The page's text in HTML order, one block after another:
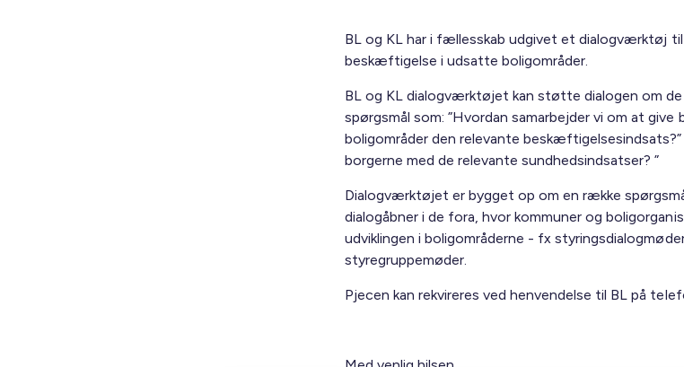
BL og KL har i fællesskab udgivet et dialogværktøj
beskæftigelse i udsatte boligområder.
BL og KL dialogværktøjet kan støtte dialogen om
spørgsmål som: ”Hvordan samarbejder vi om at
boligområder den relevante beskæftigelsesindsats?”
borgerne med de relevante sundhedsindsatser? ”
Dialogværktøjet er bygget op om en række
dialogåbner i de fora, hvor kommuner og
udviklingen i boligområderne - fx
styregruppemøder.
Pjecen kan rekvireres ved henvendelse til BL på